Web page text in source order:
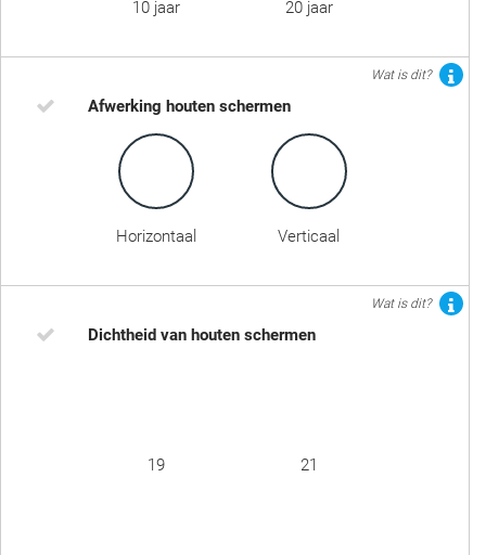
10 jaar
20 jaar
Wat is dit?
Afwerking houten schermen
Horizontaal Verticaal
Wat is dit?
Dichtheid van houten schermen
19 21